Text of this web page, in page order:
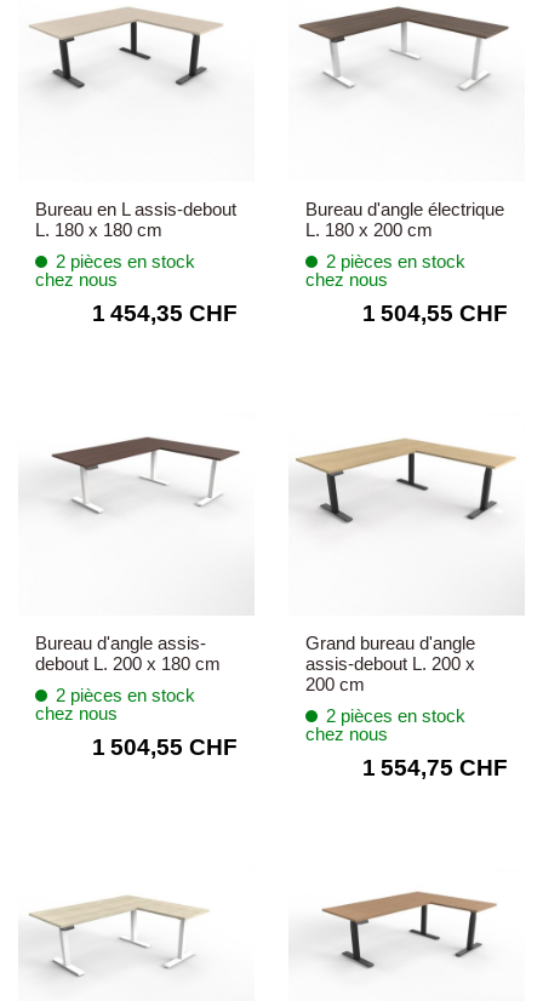
Bureau en L assis-debout
L. 180 x 180 cm
2 pièces en stock
chez nous
1 454,35 CHF
Bureau d'angle électrique
L. 180 x 200 cm
2 pièces en stock
chez nous
1 504,55 CHF
Bureau d'angle assis-
debout L. 200 x 180 cm
2 pièces en stock
chez nous
1 504,55 CHF
Grand bureau d'angle
assis-debout L. 200 x
200 cm
2 pièces en stock
chez nous
1 554,75 CHF